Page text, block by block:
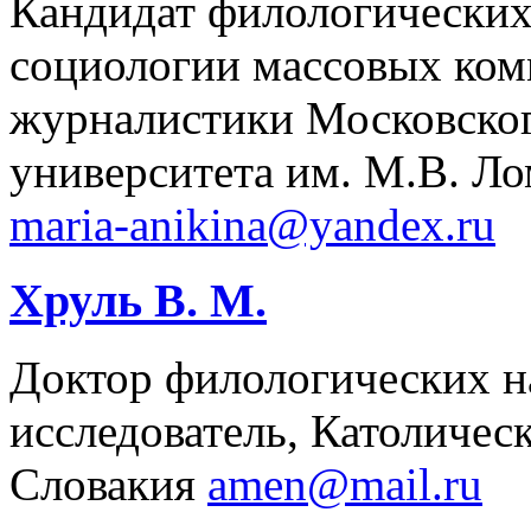
Кандидат
социологии массовых
журналистики
университета им. М.В.
maria-anikina@yandex.ru
Хруль В. М.
Доктор филологических
исследователь,
Словакия amen@mail.ru